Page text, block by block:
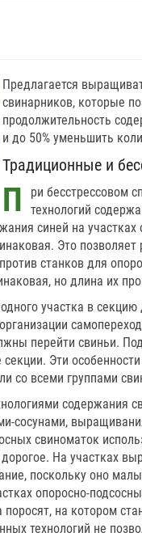
Предлагается
свинарников, которые
продолжительность
и до 50% уменьшить
Традиционные и
П
ри бесстрессовом
технологий
синей на
Это
станков для
но длина их
участка в
перейти свиньи.
Эти
со всеми группами
содержания
сосунами,
свиноматок
На участках
поскольку оно
опоросно-
на котором
технологий не